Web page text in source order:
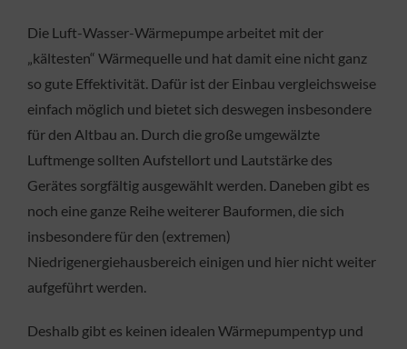
Die Luft-Wasser-Wärmepumpe arbeitet mit der
„kältesten“ Wärmequelle und hat damit eine nicht ganz
so gute Effektivität. Dafür ist der Einbau vergleichsweise
einfach möglich und bietet sich deswegen insbesondere
für den Altbau an. Durch die große umgewälzte
Luftmenge sollten Aufstellort und Lautstärke des
Gerätes sorgfältig ausgewählt werden. Daneben gibt es
noch eine ganze Reihe weiterer Bauformen, die sich
insbesondere für den (extremen)
Niedrigenergiehausbereich einigen und hier nicht weiter
aufgeführt werden.
Deshalb gibt es keinen idealen Wärmepumpentyp und